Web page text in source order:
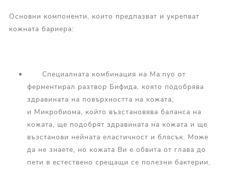
Основни компоненти, които предпазват и укрепват
кожната бариера:
Специалната комбинация на Ma:nyo от
ферментирал разтвор Бифида, която подобрява
здравината на повърхността на кожата,
и Микробиома, който възстановява баланса на
кожата, ще подобрят здравината на кожата и ще
възстанови нейната еластичност и блясък. Може
да не знаете, но кожата Ви е обвита от глава до
пети в естествено срещащи се полезни бактерии,